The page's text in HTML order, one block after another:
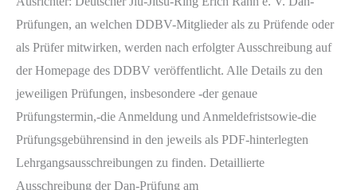
Prüfungen, an welchen DDBV-Mitglieder als zu Prüfende oder
als Prüfer mitwirken, werden nach erfolgter Ausschreibung auf
der Homepage des DDBV veröffentlicht. Alle Details zu den
jeweiligen Prüfungen, insbesondere -der genaue
Prüfungstermin,-die Anmeldung und Anmeldefristsowie-die
Prüfungsgebührensind in den jeweils als PDF-hinterlegten
Lehrgangsausschreibungen zu finden. Detaillierte
Ausschreibung der Dan-Prüfung am